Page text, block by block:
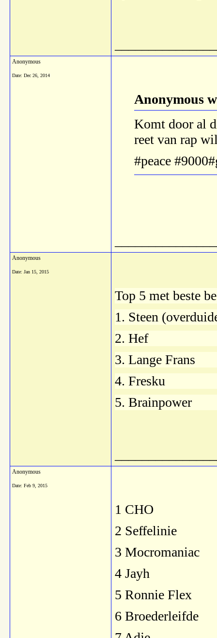
Anonymous
Date: Dec 26, 2014
Anonymous
Komt door al
reet van rap
#peace
Anonymous
Date: Jan 15, 2015
Top 5 met beste
1. Steen
2. Hef
3. Lange Frans
4. Fresku
5. Brainpower
Anonymous
Date: Feb 9, 2015
1 CHO
2 Seffelinie
3 Mocromaniac
4 Jayh
5 Ronnie Flex
6 Broederleifde